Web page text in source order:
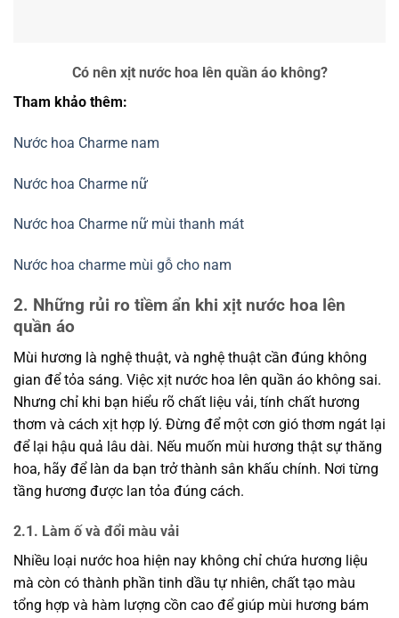
Có nên xịt nước hoa lên quần áo không?
Tham khảo thêm:
Nước hoa Charme nam
Nước hoa Charme nữ
Nước hoa Charme nữ mùi thanh mát
Nước hoa charme mùi gỗ cho nam
2. Những rủi ro tiềm ẩn khi xịt nước hoa lên
quần áo
Mùi hương là nghệ thuật, và nghệ thuật cần đúng không
gian để tỏa sáng. Việc xịt nước hoa lên quần áo không sai.
Nhưng chỉ khi bạn hiểu rõ chất liệu vải, tính chất hương
thơm và cách xịt hợp lý. Đừng để một cơn gió thơm ngát lại
để lại hậu quả lâu dài. Nếu muốn mùi hương thật sự thăng
hoa, hãy để làn da bạn trở thành sân khấu chính. Nơi từng
tầng hương được lan tỏa đúng cách.
2.1. Làm ố và đổi màu vải
Nhiều loại nước hoa hiện nay không chỉ chứa hương liệu
mà còn có thành phần tinh dầu tự nhiên, chất tạo màu
tổng hợp và hàm lượng cồn cao để giúp mùi hương bám